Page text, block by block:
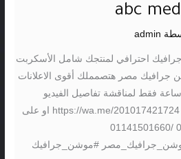
admin
احترافي لمنتجك شامل الأسكربت
جرافيك مصر هتصمملك أقوى الاعلانات
الاحترافية وهتستلم خلال 72 ساعة فقط لمناقشة تفاصيل الفيديو
تواصل من خلال الواتس اب: https://wa.me/201017421724 او على
الارقام التالية: 01017421724 /01141501660
#موشن_جرافيك